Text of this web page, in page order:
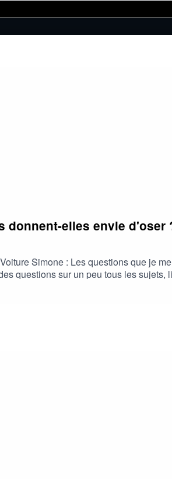
donnent-elles envie d'oser
Simone : Les questions que je
questions sur un peu tous les sujets,
surtout de vous expliquer mon point
donnent-elles envie d'oser ?Karine
de-formation-pibracPrendre